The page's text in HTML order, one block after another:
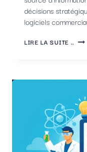
décisions
logiciels
LIRE LA SUITE .. LE
DE
LA